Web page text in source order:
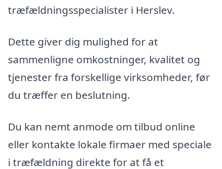
træfældningsspecialister i Herslev.
Dette giver dig mulighed for at
sammenligne omkostninger, kvalitet og
tjenester fra forskellige virksomheder, før
du træffer en beslutning.
Du kan nemt anmode om tilbud online
eller kontakte lokale firmaer med speciale
i træfældning direkte for at få et